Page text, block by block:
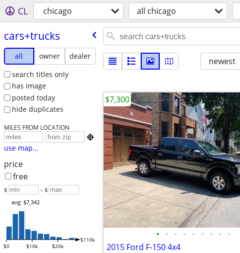
CL chicago all chicago
cars+trucks
all owner
dealer
search titles only
has image
posted today
hide duplicates
MILES FROM LOCATION

use map...
price
free
$ – $
$0 $10k $20k
$110k
avg: $7,342
newest
• • • • • • • • •
2015 Ford F-150 4x4
$7,300